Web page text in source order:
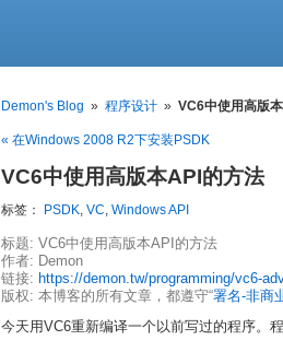
Demon's Blog » 程序设计 » VC6中使用高版
« 在Windows 2008 R2下安装PSDK
VC6中使用高版本API的方法
标签： PSDK, VC, Windows API
标题: VC6中使用高版本API的方法
作者: Demon
链接: https://demon.tw/programming/vc6-
版权: 本博客的所有文章，都遵守“署名-非商
今天用VC6重新编译一个以前写过的程序。